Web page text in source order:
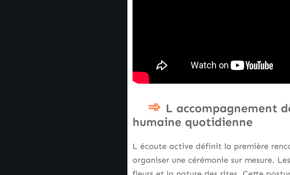
L accompagnement
humaine quotidienne
L écoute active définit la première
organiser une cérémonie sur mesure.